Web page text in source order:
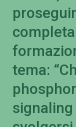
tema:
signaling